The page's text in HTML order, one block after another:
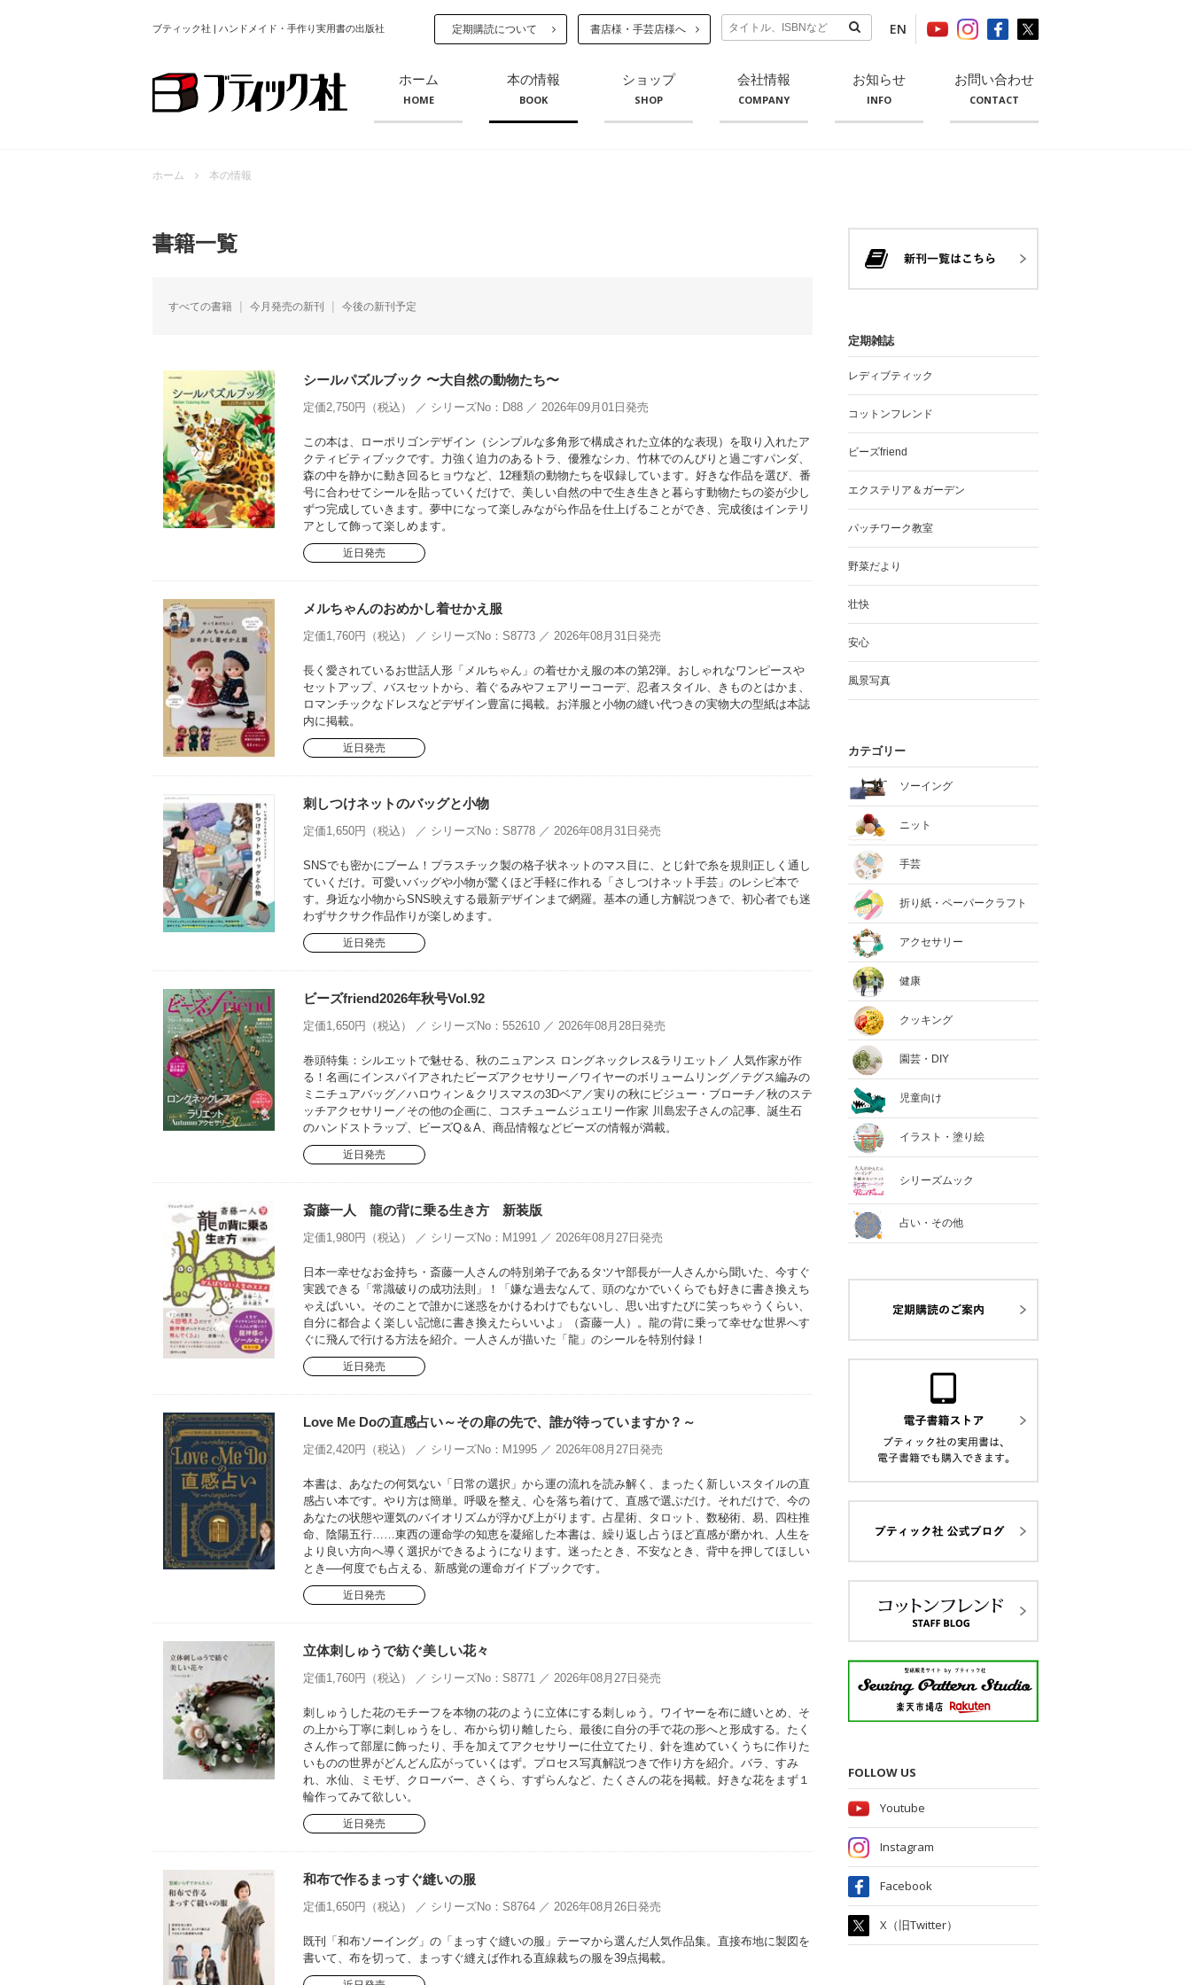
ブティック社 | ハンドメイド・手作り実用書の出版社 定期購読について 書店様・手芸店様へ EN
ホーム
HOME
本の情報
BOOK
ショップ
SHOP
会社情報
COMPANY
お知らせ
INFO
お問い合わせ
CONTACT
ホーム 本の情報
書籍一覧
すべての書籍 今月発売の新刊 今後の新刊予定
シールパズルブック 〜大自然の動物たち〜
定価2,750円（税込） ／ シリーズNo：D88 ／ 2026年09月01日発売
この本は、ローポリゴンデザイン（シンプルな多角形で構成された立体的な表現）を取り入れたア
クティビティブックです。力強く迫力のあるトラ、優雅なシカ、竹林でのんびりと過ごすパンダ、
森の中を静かに動き回るヒョウなど、12種類の動物たちを収録しています。好きな作品を選び、番
号に合わせてシールを貼っていくだけで、美しい自然の中で生き生きと暮らす動物たちの姿が少し
ずつ完成していきます。夢中になって楽しみながら作品を仕上げることができ、完成後はインテリ
アとして飾って楽しめます。
近日発売
メルちゃんのおめかし着せかえ服
定価1,760円（税込） ／ シリーズNo：S8773 ／ 2026年08月31日発売
長く愛されているお世話人形「メルちゃん」の着せかえ服の本の第2弾。おしゃれなワンピースや
セットアップ、バスセットから、着ぐるみやフェアリーコーデ、忍者スタイル、きものとはかま、
ロマンチックなドレスなどデザイン豊富に掲載。お洋服と小物の縫い代つきの実物大の型紙は本誌
内に掲載。
近日発売
刺しつけネットのバッグと小物
定価1,650円（税込） ／ シリーズNo：S8778 ／ 2026年08月31日発売
SNSでも密かにブーム！プラスチック製の格子状ネットのマス目に、とじ針で糸を規則正しく通し
ていくだけ。可愛いバッグや小物が驚くほど手軽に作れる「さしつけネット手芸」のレシピ本で
す。身近な小物からSNS映えする最新デザインまで網羅。基本の通し方解説つきで、初心者でも迷
わずサクサク作品作りが楽しめます。
近日発売
ビーズfriend2026年秋号Vol.92
定価1,650円（税込） ／ シリーズNo：552610 ／ 2026年08月28日発売
巻頭特集：シルエットで魅せる、秋のニュアンス ロングネックレス&ラリエット／ 人気作家が作
る！名画にインスパイアされたビーズアクセサリー／ワイヤーのボリュームリング／テグス編みの
ミニチュアバッグ／ハロウィン＆クリスマスの3Dベア／実りの秋にビジュー・ブローチ／秋のステ
ッチアクセサリー／その他の企画に、コスチュームジュエリー作家 川島宏子さんの記事、誕生石
のハンドストラップ、ビーズQ＆A、商品情報などビーズの情報が満載。
近日発売
斎藤一人 龍の背に乗る生き方 新装版
定価1,980円（税込） ／ シリーズNo：M1991 ／ 2026年08月27日発売
日本一幸せなお金持ち・斎藤一人さんの特別弟子であるタツヤ部長が一人さんから聞いた、今すぐ
実践できる「常識破りの成功法則」！「嫌な過去なんて、頭のなかでいくらでも好きに書き換えち
ゃえばいい。そのことで誰かに迷惑をかけるわけでもないし、思い出すたびに笑っちゃうくらい、
自分に都合よく楽しい記憶に書き換えたらいいよ」（斎藤一人）。龍の背に乗って幸せな世界へす
ぐに飛んで行ける方法を紹介。一人さんが描いた「龍」のシールを特別付録！
近日発売
Love Me Doの直感占い～その扉の先で、誰が待っていますか？～
定価2,420円（税込） ／ シリーズNo：M1995 ／ 2026年08月27日発売
本書は、あなたの何気ない「日常の選択」から運の流れを読み解く、まったく新しいスタイルの直
感占い本です。やり方は簡単。呼吸を整え、心を落ち着けて、直感で選ぶだけ。それだけで、今の
あなたの状態や運気のバイオリズムが浮かび上がります。占星術、タロット、数秘術、易、四柱推
命、陰陽五行……東西の運命学の知恵を凝縮した本書は、繰り返し占うほど直感が磨かれ、人生を
より良い方向へ導く選択ができるようになります。迷ったとき、不安なとき、背中を押してほしい
とき──何度でも占える、新感覚の運命ガイドブックです。
近日発売
立体刺しゅうで紡ぐ美しい花々
定価1,760円（税込） ／ シリーズNo：S8771 ／ 2026年08月27日発売
刺しゅうした花のモチーフを本物の花のように立体にする刺しゅう。ワイヤーを布に縫いとめ、そ
の上から丁寧に刺しゅうをし、布から切り離したら、最後に自分の手で花の形へと形成する。たく
さん作って部屋に飾ったり、手を加えてアクセサリーに仕立てたり、針を進めていくうちに作りた
いものの世界がどんどん広がっていくはず。プロセス写真解説つきで作り方を紹介。バラ、すみ
れ、水仙、ミモザ、クローバー、さくら、すずらんなど、たくさんの花を掲載。好きな花をまず１
輪作ってみて欲しい。
近日発売
和布で作るまっすぐ縫いの服
定価1,650円（税込） ／ シリーズNo：S8764 ／ 2026年08月26日発売
既刊「和布ソーイング」の「まっすぐ縫いの服」テーマから選んだ人気作品集。直接布地に製図を
書いて、布を切って、まっすぐ縫えば作れる直線裁ちの服を39点掲載。
定期雑誌
レディブティック
コットンフレンド
ビーズfriend
エクステリア＆ガーデン
パッチワーク教室
野菜だより
壮快
安心
風景写真
カテゴリー
ソーイング
ニット
手芸
折り紙・ペーパークラフト
アクセサリー
健康
クッキング
園芸・DIY
児童向け
イラスト・塗り絵
シリーズムック
占い・その他
FOLLOW US
Youtube
Instagram
Facebook
X（旧Twitter）